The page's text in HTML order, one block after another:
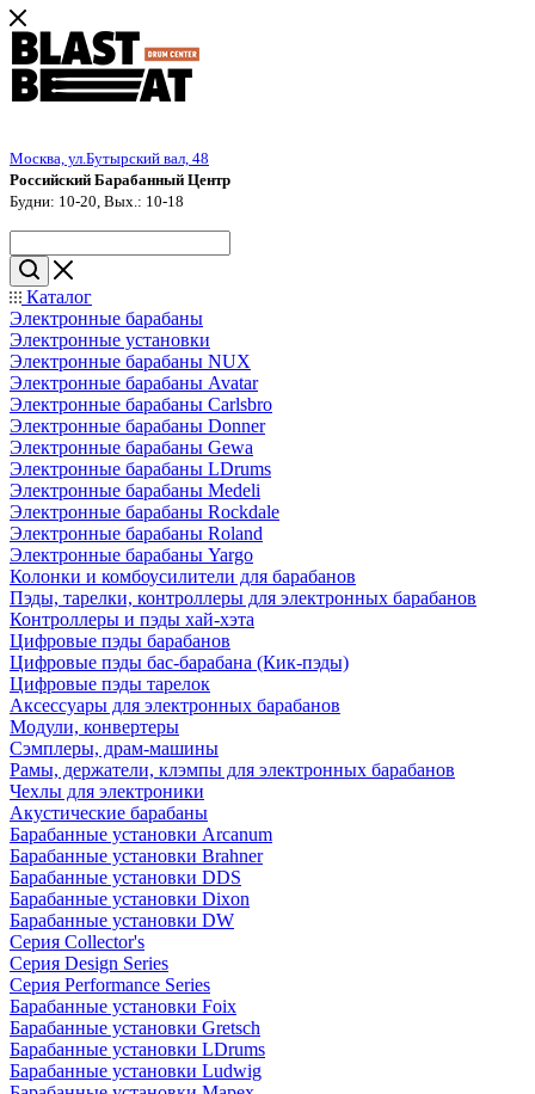
Москва, ул.Бутырский вал, 48
Российский Барабанный Центр
Будни: 10-20, Вых.: 10-18
Каталог
Электронные барабаны
Электронные установки
Электронные барабаны NUX
Электронные барабаны Avatar
Электронные барабаны Carlsbro
Электронные барабаны Donner
Электронные барабаны Gewa
Электронные барабаны LDrums
Электронные барабаны Medeli
Электронные барабаны Rockdale
Электронные барабаны Roland
Электронные барабаны Yargo
Колонки и комбоусилители для барабанов
Пэды, тарелки, контроллеры для электронных барабанов
Контроллеры и пэды хай-хэта
Цифровые пэды барабанов
Цифровые пэды бас-барабана (Кик-пэды)
Цифровые пэды тарелок
Аксессуары для электронных барабанов
Модули, конвертеры
Сэмплеры, драм-машины
Рамы, держатели, клэмпы для электронных барабанов
Чехлы для электроники
Акустические барабаны
Барабанные установки Arcanum
Барабанные установки Brahner
Барабанные установки DDS
Барабанные установки Dixon
Барабанные установки DW
Серия Collector's
Серия Design Series
Серия Performance Series
Барабанные установки Foix
Барабанные установки Gretsch
Барабанные установки LDrums
Барабанные установки Ludwig